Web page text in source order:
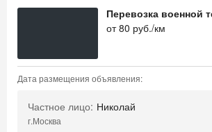
Перевозка военной
от80 руб./км
Дата размещения объявления:
Частное лицо: Николай
г.Москва